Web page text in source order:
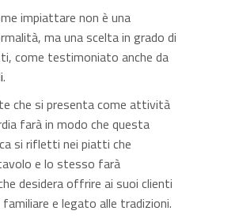
impiattare non è una
ma una scelta in grado di
come testimoniato anche da
.
che si presenta come attività
farà in modo che questa
si rifletti nei piatti che
e lo stesso farà
desidera offrire ai suoi clienti
familiare e legato alle tradizioni.